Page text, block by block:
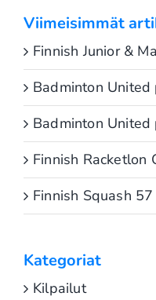
Viimeisimmät
Finnish Junior &
Badminton
Badminton United
Finnish Racketlon
Finnish Squash
Kategoriat
Kilpailut